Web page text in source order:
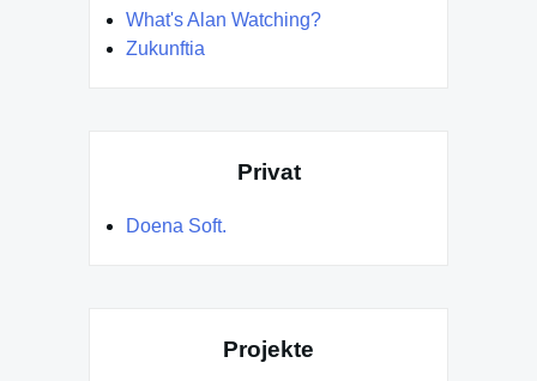
What's Alan Watching?
Zukunftia
Privat
Doena Soft.
Projekte